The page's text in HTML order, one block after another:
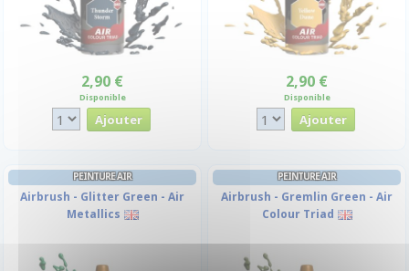
2,90 €
Disponible
2,90 €
Disponible
PEINTURE AIR
Airbrush - Glitter Green - Air
Metallics
PEINTURE AIR
Airbrush - Gremlin Green - Air
Colour Triad